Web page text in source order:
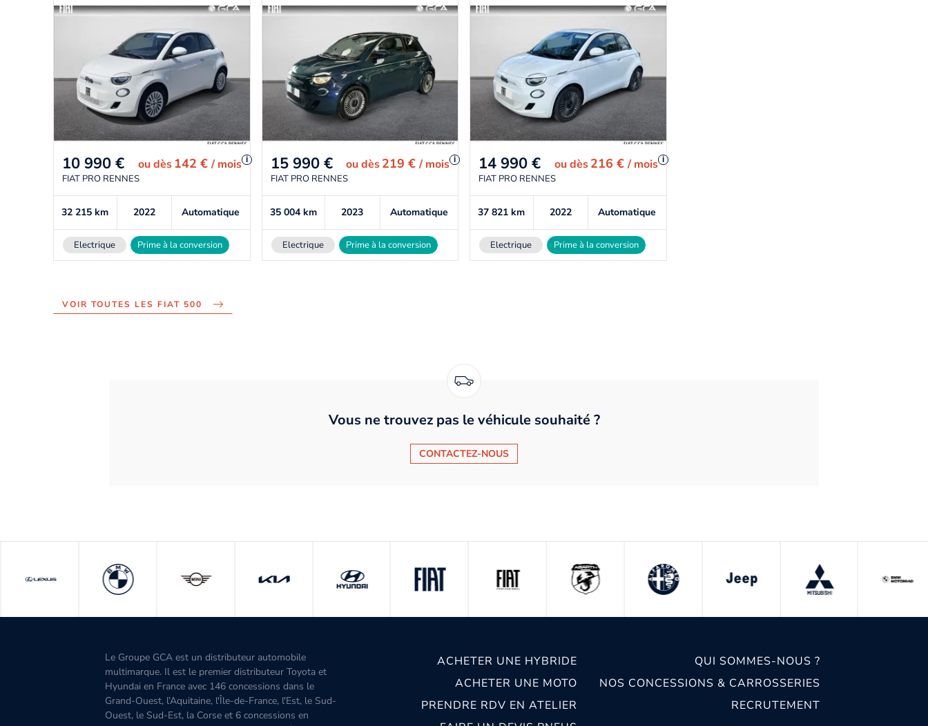
10 990 € oudès 142 €/ mois i
FIAT PRO RENNES
32 215km 2022 Automatique
Electrique Prime à la conversion
15 990 € oudès219 €/ mois i
FIAT PRO RENNES
35 004 km 2023 Automatique
Electrique Prime à la conversion
14 990 € oudès 216 €/ mois i
FIAT PRO RENNES
37 821km 2022 Automatique
Electrique Prime à la conversion
VOIR TOUTES LES FIAT 500
Vous ne trouvez pas le véhicule souhaité ?
CONTACTEZ-NOUS
Le Groupe GCA est un distributeur automobile
multimarque. Il est le premier distributeur Toyota et
Hyundai en France avec 146 concessions dans le
Grand-Ouest, l’Aquitaine, l'Île-de-France, l'Est, le Sud-
Ouest, le Sud-Est, la Corse et 6 concessions en
ACHETER UNE HYBRIDE
ACHETER UNE MOTO
PRENDRE RDV EN ATELIER
QUI SOMMES-NOUS ?
NOS CONCESSIONS & CARROSSERIES
RECRUTEMENT